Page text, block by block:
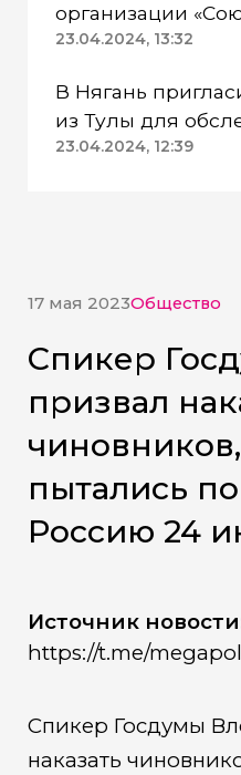
организации
пехотинцев»
23.04.2024, 13:32
В Нягань
из Тулы для обследования здания
ДК «Геолог»
23.04.2024, 12:39
17 мая 2023Общество
Спикер
призвал
пытались
Россию 24
Источник
https://t.me/
Спикер Госдумы
наказать